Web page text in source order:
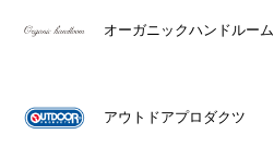
オーガニックハンドルーム
アウトドアプロダクツ